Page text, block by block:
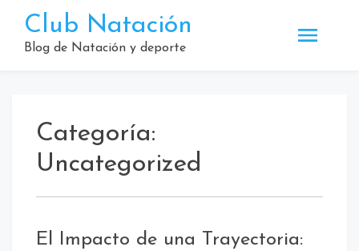
contenido
Club Natación
Blog de Natación y deporte
Categoría:
Uncategorized
El Impacto de una Trayectoria: